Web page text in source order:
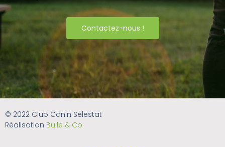
Contactez-nous !
© 2022 Club Canin Sélestat
Réalisation Bulle & Co